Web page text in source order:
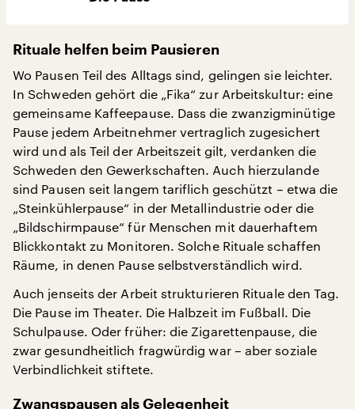
Rituale helfen beim Pausieren
Wo Pausen Teil des Alltags sind, gelingen sie leichter.
In Schweden gehört die „Fika“ zur Arbeitskultur: eine
gemeinsame Kaffeepause. Dass die zwanzigminütige
Pause jedem Arbeitnehmer vertraglich zugesichert
wird und als Teil der Arbeitszeit gilt, verdanken die
Schweden den Gewerkschaften. Auch hierzulande
sind Pausen seit langem tariflich geschützt – etwa die
„Steinkühlerpause“ in der Metallindustrie oder die
„Bildschirmpause“ für Menschen mit dauerhaftem
Blickkontakt zu Monitoren. Solche Rituale schaffen
Räume, in denen Pause selbstverständlich wird.
Auch jenseits der Arbeit strukturieren Rituale den Tag.
Die Pause im Theater. Die Halbzeit im Fußball. Die
Schulpause. Oder früher: die Zigarettenpause, die
zwar gesundheitlich fragwürdig war – aber soziale
Verbindlichkeit stiftete.
Zwangspausen als Gelegenheit